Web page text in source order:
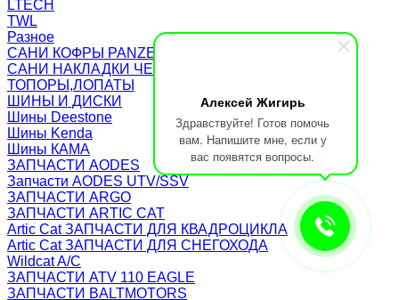
Алексей Жигирь
Здравствуйте! Готов помочь
вам. Напишите мне, если у
вас появятся вопросы.
LTECH
TWL
Разное
САНИ КОФРЫ PANZERBOX
САНИ НАКЛАДКИ ЧЕХЛЫ Бьюско
ТОПОРЫ,ЛОПАТЫ
ШИНЫ И ДИСКИ
Шины Deestone
Шины Kenda
Шины КАМА
ЗАПЧАСТИ AODES
Запчасти AODES UTV/SSV
ЗАПЧАСТИ ARGO
ЗАПЧАСТИ ARTIC CAT
Artic Cat ЗАПЧАСТИ ДЛЯ КВАДРОЦИКЛА
Artic Cat ЗАПЧАСТИ ДЛЯ СНЕГОХОДА
Wildcat A/C
ЗАПЧАСТИ ATV 110 EAGLE
ЗАПЧАСТИ BALTMOTORS